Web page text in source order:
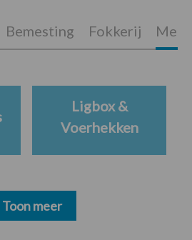
Bemesting Fokkerij
Ligbox &
Voerhekken
Toon meer